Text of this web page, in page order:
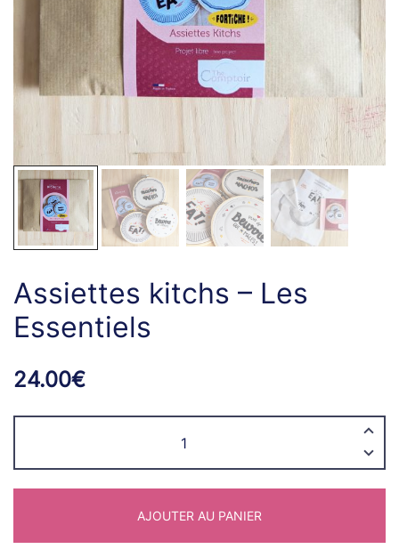
Assiettes kitchs – Les
Essentiels
24.00€
Assiettes
-
Les
AJOUTER AU PANIER